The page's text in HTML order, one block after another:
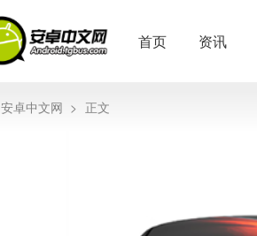
首页 资讯
安卓中文网 > 正文